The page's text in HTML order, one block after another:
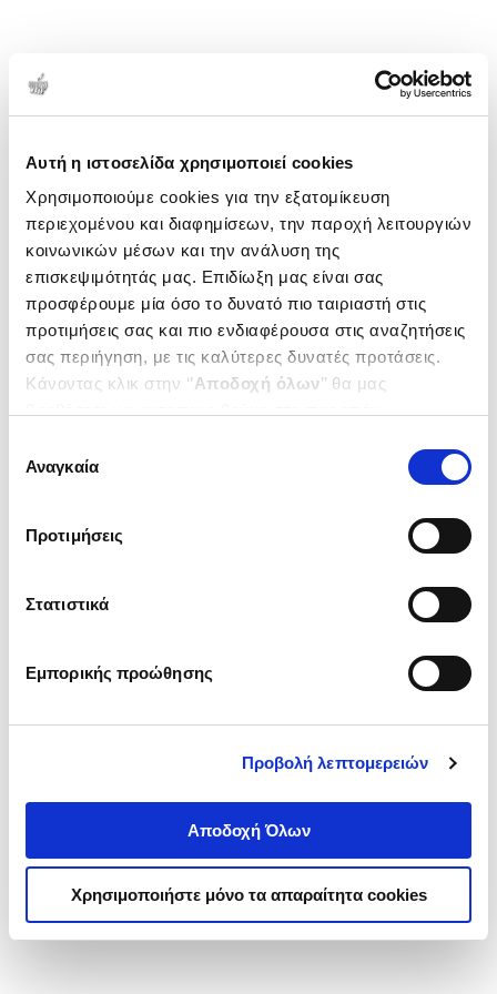
Αυτή η ιστοσελίδα χρησιμοποιεί cookies
Χρησιμοποιούμε cookies για την εξατομίκευση
περιεχομένου και διαφημίσεων, την παροχή λειτουργιών
κοινωνικών μέσων και την ανάλυση της
επισκεψιμότητάς μας. Επιδίωξη μας είναι σας
προσφέρουμε μία όσο το δυνατό πιο ταιριαστή στις
προτιμήσεις σας και πιο ενδιαφέρουσα στις αναζητήσεις
σας περιήγηση, με τις καλύτερες δυνατές προτάσεις.
Κάνοντας κλικ στην ‘’Αποδοχή όλων’’ θα μας
ενδιαφέρουν και να επιλέξετε από τα παρακάτω με την
΄΄και να ενημερωθείτε σχετικά με
συγκατάθεσης
Αναγκαία
Προτιμήσεις
Στατιστικά
Εμπορικής προώθησης
Προβολή λεπτομερειών
Αποδοχή Όλων
Χρησιμοποιήστε μόνο τα απαραίτητα cookies